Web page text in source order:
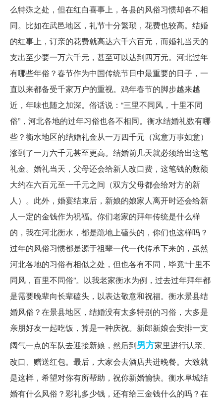
么特殊之处，但在红白喜事上，各县的风俗习惯却各不相
同。比如在武邑地区，礼节十分繁琐，花费也较高。结婚
的红事上，订亲的花费就高达六千六百元，而婚礼当天的
支出至少要一万六千元，甚至可以达到四万元。河北过年
有哪些年俗？春节作为中国传统节日中最重要的日子，一
直以来都备受千家万户的重视。鸡年春节的脚步越来越
近，年味也随之加深。俗话说：“三里不同风，十里不同
俗”，河北各地的过年习俗也各不相同。衡水结婚礼数有哪
些？衡水地区的结婚礼金从一万四千元（寓意万事如意）
涨到了一万六千元甚至更高。结婚前几天就必须给出这笔
礼金。婚礼当天，父母还会给新人改口费，这笔钱的数额
大约在六百元至一千元之间（双方父母都会给对方的新
人）。此外，婚宴结束后，新娘的娘家人离开时还会给新
人一定的金钱作为祝福。你们老家的拜年传统是什么样
的，我在河北衡水，都是跪地上磕头的，你们也这样吗？
过年的风俗习惯都是源于祖辈一代一代传承下来的，虽然
河北各地的习俗有相似之处，但也各有不同，毕竟“十里不
同风，百里不同俗”。以我老家衡水为例，过去过年拜年都
是需要晚辈向长辈磕头，以表达敬意和祝福。衡水景县结
婚风俗？在景县地区，结婚没有太多特别的习俗，大多是
亲朋好友一起吃饭，算是一种庆祝。新郎新娘会安排一支
阔气一点的车队去迎接新娘，然后到男方家里进行认亲、
改口、赠送红包。最后，大家会去酒店共进晚餐。大致就
是这样，希望对你有所帮助，祝你新婚愉快。衡水阜城结
婚有什么风俗？彩礼多少钱，还有给三金钱什么的吗？在